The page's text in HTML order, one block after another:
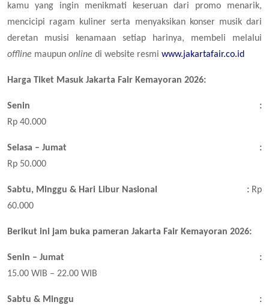
kamu yang ingin menikmati keseruan dari promo menarik,
mencicipi ragam kuliner serta menyaksikan konser musik dari
deretan musisi kenamaan setiap harinya, membeli melalui
offline maupun online di website resmi www.jakartafair.co.id
Harga Tiket Masuk Jakarta Fair Kemayoran 2026:
Senin
:
Rp 40.000
Selasa – Jumat
:
Rp 50.000
Sabtu, Minggu & Hari Libur Nasional :Rp
60.000
Berikut ini jam buka pameran Jakarta Fair Kemayoran 2026:
Senin – Jumat
:
15.00 WIB – 22.00 WIB
Sabtu & Minggu
: